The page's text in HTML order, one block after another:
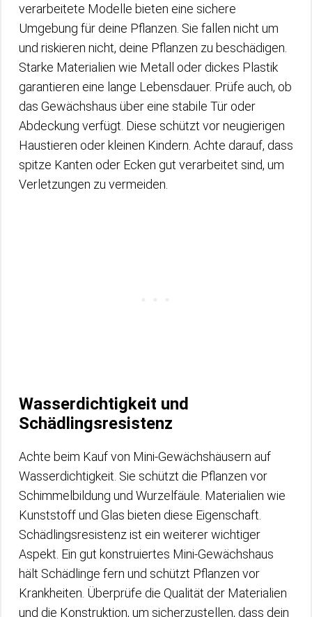
verarbeitete Modelle bieten eine sichere
Umgebung für deine Pflanzen. Sie fallen nicht um
und riskieren nicht, deine Pflanzen zu beschädigen.
Starke Materialien wie Metall oder dickes Plastik
garantieren eine lange Lebensdauer. Prüfe auch, ob
das Gewächshaus über eine stabile Tür oder
Abdeckung verfügt. Diese schützt vor neugierigen
Haustieren oder kleinen Kindern. Achte darauf, dass
spitze Kanten oder Ecken gut verarbeitet sind, um
Verletzungen zu vermeiden.
Wasserdichtigkeit und
Schädlingsresistenz
Achte beim Kauf von Mini-Gewächshäusern auf
Wasserdichtigkeit. Sie schützt die Pflanzen vor
Schimmelbildung und Wurzelfäule. Materialien wie
Kunststoff und Glas bieten diese Eigenschaft.
Schädlingsresistenz ist ein weiterer wichtiger
Aspekt. Ein gut konstruiertes Mini-Gewächshaus
hält Schädlinge fern und schützt Pflanzen vor
Krankheiten. Überprüfe die Qualität der Materialien
und die Konstruktion, um sicherzustellen, dass dein